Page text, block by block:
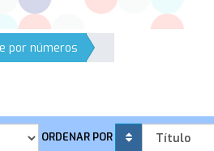
por números
ORDENAR POR